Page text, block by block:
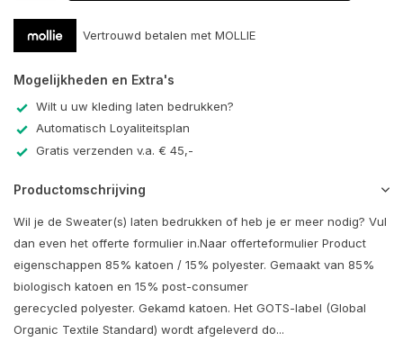
Vertrouwd betalen met MOLLIE
Mogelijkheden en Extra's
Wilt u uw kleding laten bedrukken?
Automatisch Loyaliteitsplan
Gratis verzenden v.a. € 45,-
Productomschrijving
Wil je de Sweater(s) laten bedrukken of heb je er meer nodig? Vul
dan even het offerte formulier in.Naar offerteformulier Product
eigenschappen 85% katoen / 15% polyester. Gemaakt van 85%
biologisch katoen en 15% post-consumer
gerecycled polyester. Gekamd katoen. Het GOTS-label (Global
Organic Textile Standard) wordt afgeleverd do...